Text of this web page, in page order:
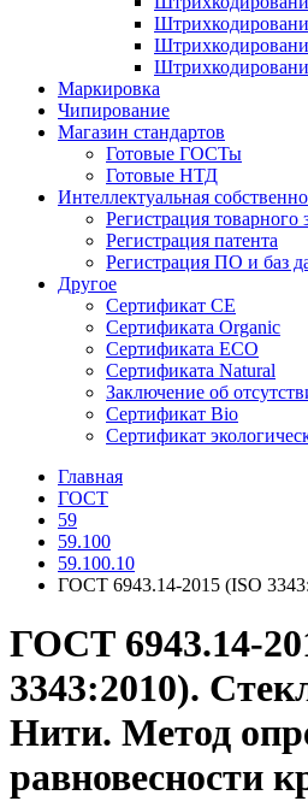
Маркировка
Чипирование
Магазин стандартов
Готовые ГОСТы
Готовые НТД
Интеллектуальная
Регистрация товарного
Регистрация патента
Регистрация ПО и баз
Другое
Сертификат СЕ
Сертификата Organic
Сертификата ECO
Сертификата Natural
Заключение об
Сертификат Bio
Сертификат
Главная
ГОСТ
59
59.100
59.100.10
ГОСТ 6943.14-2015 (ISO
ГОСТ 6943.14-
3343:2010).
Нити. Метод
равновесности